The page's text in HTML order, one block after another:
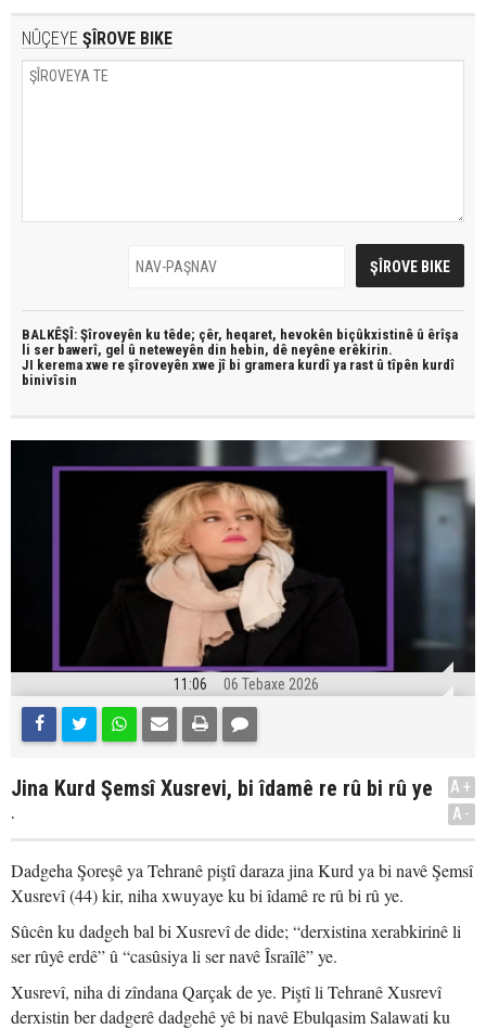
NÛÇEYE ŞÎROVE BIKE
BALKÊŞÎ: Şîroveyên ku têde; çêr, heqaret, hevokên biçûkxistinê û êrîşa
li ser bawerî, gel û neteweyên din hebin, dê neyêne erêkirin.
JI kerema xwe re şîroveyên xwe jî bi gramera kurdî ya rast û tîpên kurdî
binivîsin
11:06 06 Tebaxe 2026
Jina Kurd Şemsî Xusrevi, bi îdamê re rû bi rû ye
.
A+
A-
Dadgeha Şoreşê ya Tehranê piştî daraza jina Kurd ya bi navê Şemsî
Xusrevî (44) kir, niha xwuyaye ku bi îdamê re rû bi rû ye.
Sûcên ku dadgeh bal bi Xusrevî de dide; “derxistina xerabkirinê li
ser rûyê erdê” û “casûsiya li ser navê Îsraîlê” ye.
Xusrevî, niha di zîndana Qarçak de ye. Piştî li Tehranê Xusrevî
derxistin ber dadgerê dadgehê yê bi navê Ebulqasim Salawati ku